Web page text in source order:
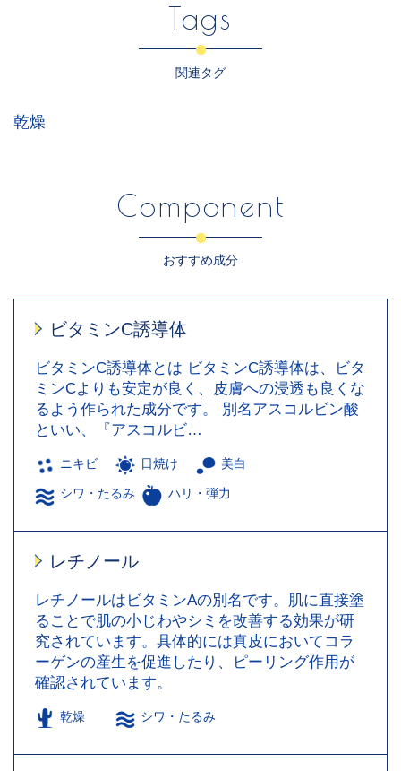
Tags
関連タグ
乾燥
Component
おすすめ成分
ビタミンC誘導体
ビタミンC誘導体とは ビタミンC誘導体は、ビタ
ミンCよりも安定が良く、皮膚への浸透も良くな
るよう作られた成分です。 別名アスコルビン酸
といい、『アスコルビ…
ニキビ 日焼け 美白
シワ・たるみ ハリ・弾力
レチノール
レチノールはビタミンAの別名です。肌に直接塗
ることで肌の小じわやシミを改善する効果が研
究されています。具体的には真皮においてコラ
ーゲンの産生を促進したり、ピーリング作用が
確認されています。
乾燥 シワ・たるみ